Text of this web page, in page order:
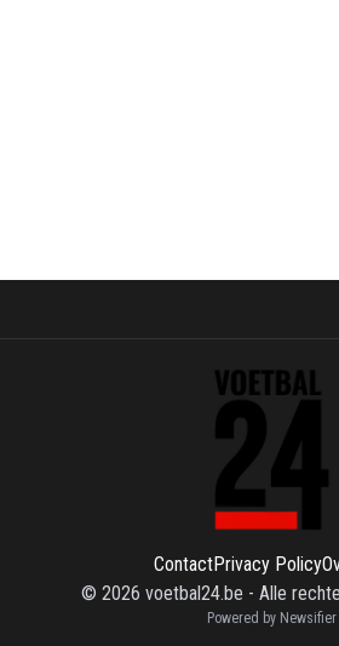
ContactPrivacy Policy
© 2026 voetbal24.be - Alle
Powered by Newsifier